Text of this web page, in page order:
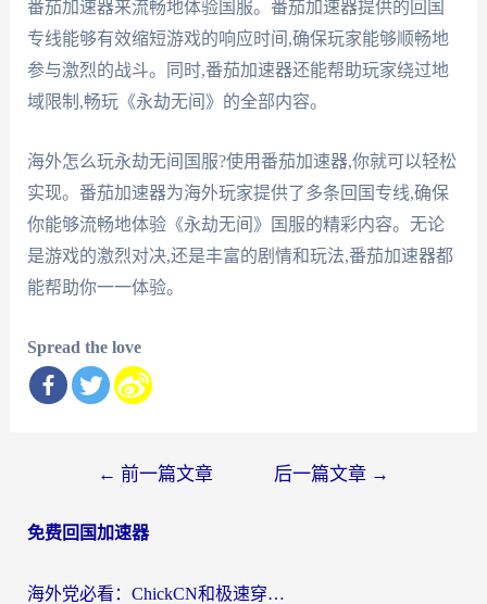
番茄加速器来流畅地体验国服。番茄加速器提供的回国
专线能够有效缩短游戏的响应时间,确保玩家能够顺畅地
参与激烈的战斗。同时,番茄加速器还能帮助玩家绕过地
域限制,畅玩《永劫无间》的全部内容。
海外怎么玩永劫无间国服?使用番茄加速器,你就可以轻松
实现。番茄加速器为海外玩家提供了多条回国专线,确保
你能够流畅地体验《永劫无间》国服的精彩内容。无论
是游戏的激烈对决,还是丰富的剧情和玩法,番茄加速器都
能帮助你一一体验。
Spread the love
导
← 前一篇文章 后一篇文章 →
免费回国加速器
海外党必看：ChickCN和极速穿梭VPN好用吗？3招教你选对回国加速器无缝刷国内资源